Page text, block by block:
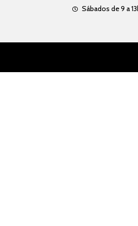
Sábados de 9 a